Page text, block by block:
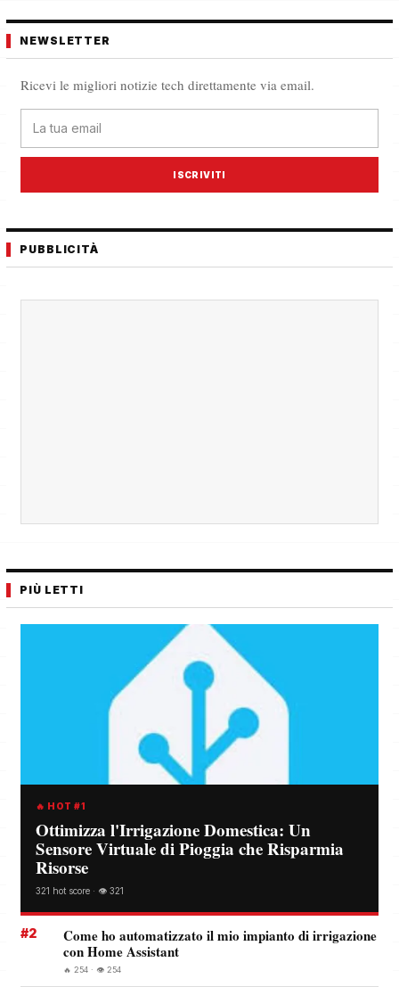
NEWSLETTER
Ricevi le migliori notizie tech direttamente via email.
ISCRIVITI
PUBBLICITÀ
PIÙ LETTI
🔥 HOT #1
Ottimizza l'Irrigazione Domestica: Un
Sensore Virtuale di Pioggia che Risparmia
Risorse
321 hot score · 👁️ 321
#2
Come ho automatizzato il mio impianto di irrigazione
con Home Assistant
🔥 254 · 👁️ 254